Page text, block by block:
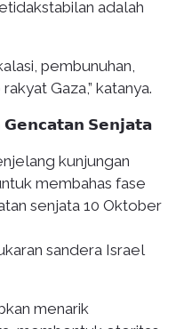
adalah
pembunuhan,
Gaza,” katanya.
𝗦𝗲𝗻𝗷𝗮𝘁𝗮
kunjungan
membahas fase
senjata 10 Oktober
sandera Israel
menarik